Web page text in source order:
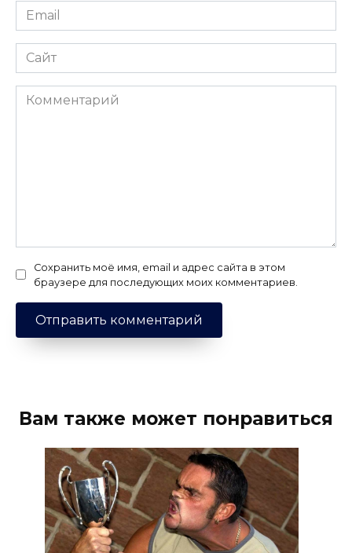
Email
*
Сайт
Комментарий
Сохранить моё имя, email и адрес сайта в этом
браузере для последующих моих комментариев.
Вам также может понравиться